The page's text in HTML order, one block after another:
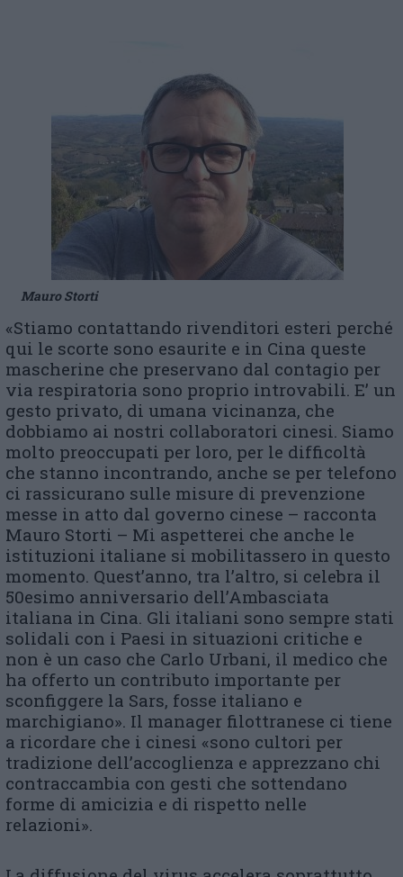
Mauro Storti
«Stiamo contattando rivenditori esteri perché
qui le scorte sono esaurite e in Cina queste
mascherine che preservano dal contagio per
via respiratoria sono proprio introvabili. E’ un
gesto privato, di umana vicinanza, che
dobbiamo ai nostri collaboratori cinesi. Siamo
molto preoccupati per loro, per le difficoltà
che stanno incontrando, anche se per telefono
ci rassicurano sulle misure di prevenzione
messe in atto dal governo cinese – racconta
Mauro Storti – Mi aspetterei che anche le
istituzioni italiane si mobilitassero in questo
momento. Quest’anno, tra l’altro, si celebra il
50esimo anniversario dell’Ambasciata
italiana in Cina. Gli italiani sono sempre stati
solidali con i Paesi in situazioni critiche e
non è un caso che Carlo Urbani, il medico che
ha offerto un contributo importante per
sconfiggere la Sars, fosse italiano e
marchigiano». Il manager filottranese ci tiene
a ricordare che i cinesi «sono cultori per
tradizione dell’accoglienza e apprezzano chi
contraccambia con gesti che sottendano
forme di amicizia e di rispetto nelle
relazioni».